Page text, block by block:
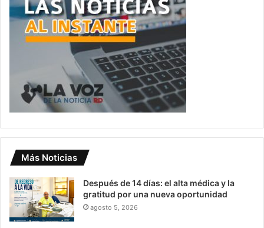
Más Noticias
Después de 14 días: el alta médica y la
gratitud por una nueva oportunidad
agosto 5, 2026